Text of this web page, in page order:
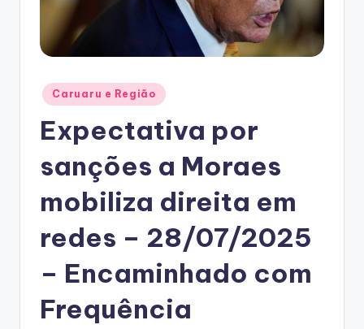
Posted
in
Caruaru e Região
Expectativa por
sanções a Moraes
mobiliza direita em
redes – 28/07/2025
– Encaminhado com
Frequência